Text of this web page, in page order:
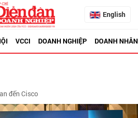
English
VCCI DOANH NGHIỆP DOANH NHÂN
đến Cisco